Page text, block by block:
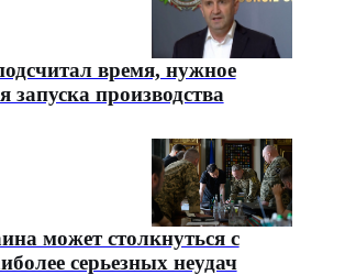
время, нужное
запуска производства
может столкнуться с
серьезных неудач